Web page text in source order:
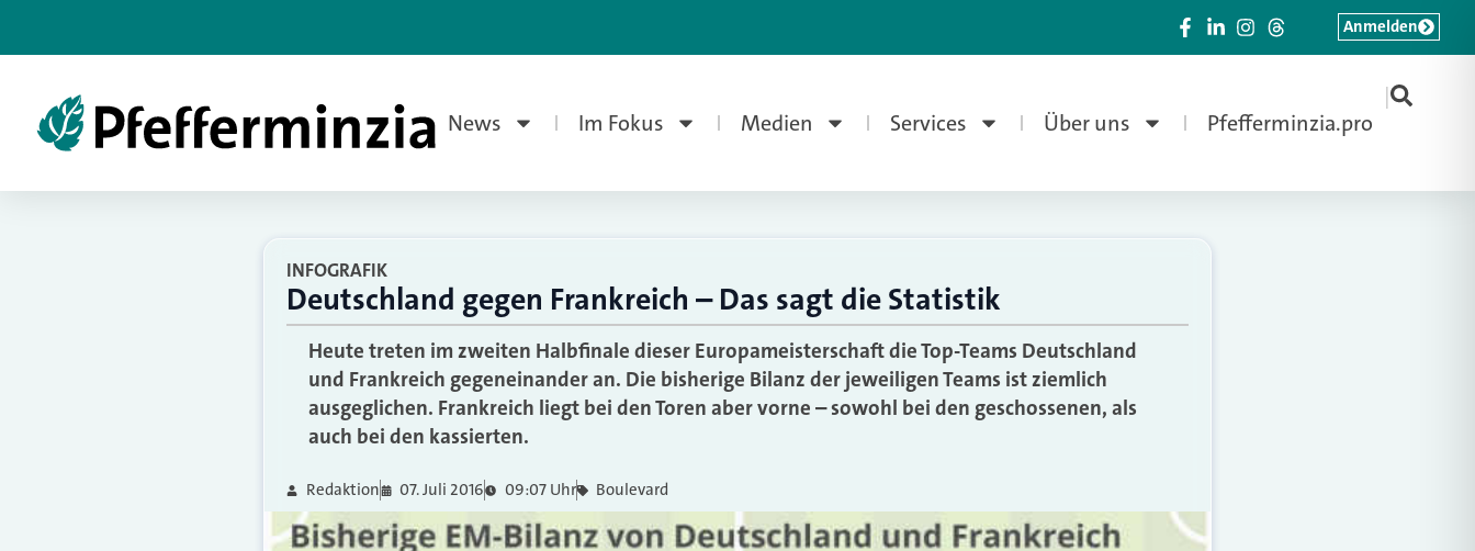
News Im Fokus Medien Services Über uns Pfefferminzia.pro
|
Anmelden
INFOGRAFIK
Deutschland gegen Frankreich – Das sagt die Statistik
Heute treten im zweiten Halbfinale dieser Europameisterschaft die Top-Teams Deutschland
und Frankreich gegeneinander an. Die bisherige Bilanz der jeweiligen Teams ist ziemlich
ausgeglichen. Frankreich liegt bei den Toren aber vorne – sowohl bei den geschossenen, als
auch bei den kassierten.
Redaktion 07. Juli 2016 09:07 Uhr Boulevard